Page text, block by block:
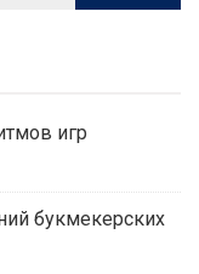
игр
букмекерских